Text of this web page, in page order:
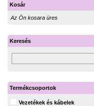
Kosár
Az Ön kosara üres
Keresés
Termékcsoportok
Vezetékek és kábelek